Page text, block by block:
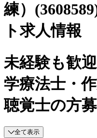
練）
ト求人情報
未経験も歓
学療法士・
聴覚士の方募
全て表示